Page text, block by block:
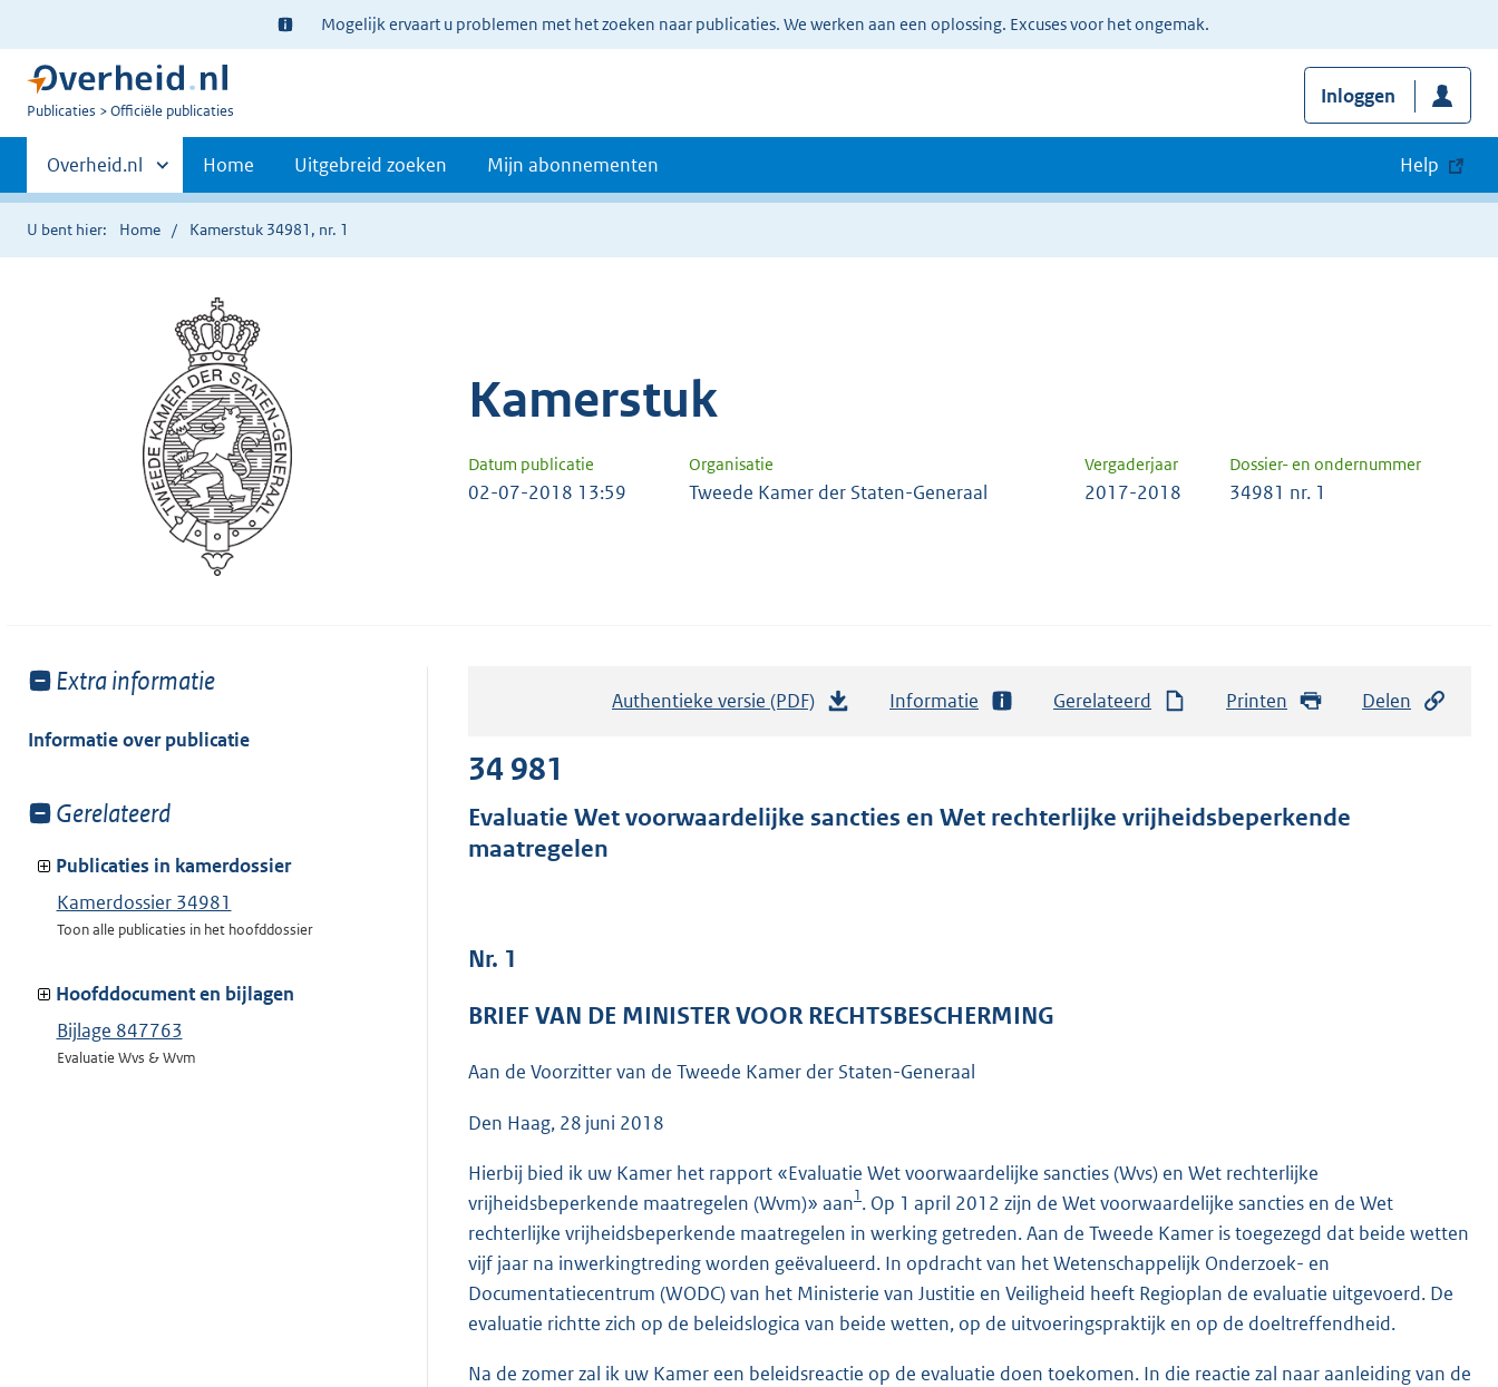
Ter
informatie:
Mogelijk ervaart u problemen met het zoeken naar publicaties. We werken aan een oplossing. Excuses voor het ongemak.
U
Publicaties Officiële publicaties
Inloggen
Primaire
navigatie
Andere
sites
binnen
Overheid.nl Home Uitgebreid zoeken Mijn abonnementen Help
U bent hier: Home Kamerstuk 34981, nr. 1
Kamerstuk
Datum publicatie Organisatie Vergaderjaar Dossier- en ondernummer
02-07-2018 13:59 Tweede Kamer der Staten-Generaal 2017-2018 34981 nr. 1
Toon
van:
Extra informatie
Informatie over publicatie
Toon
van:
Gerelateerd
Publicaties in kamerdossier
Kamerdossier 34981
Toon alle publicaties in het hoofddossier
Hoofddocument en bijlagen
Bijlage 847763
Evaluatie Wvs & Wvm
Authentieke versie (PDF)
a
o
o
t
3
7
K
b
Informatie Gerelateerd Printen Delen
34 981
Evaluatie Wet voorwaardelijke sancties en Wet rechterlijke vrijheidsbeperkende
maatregelen
Nr. 1
BRIEF VAN DE MINISTER VOOR RECHTSBESCHERMING
Aan de Voorzitter van de Tweede Kamer der Staten-Generaal
Den Haag, 28 juni 2018
Hierbij bied ik uw Kamer het rapport «Evaluatie Wet voorwaardelijke sancties (Wvs) en Wet rechterlijke
vrijheidsbeperkende maatregelen (Wvm)» aan1. Op 1 april 2012 zijn de Wet voorwaardelijke sancties en de Wet
rechterlijke vrijheidsbeperkende maatregelen in werking getreden. Aan de Tweede Kamer is toegezegd dat beide wetten
vijf jaar na inwerkingtreding worden geëvalueerd. In opdracht van het Wetenschappelijk Onderzoek- en
Documentatiecentrum (WODC) van het Ministerie van Justitie en Veiligheid heeft Regioplan de evaluatie uitgevoerd. De
evaluatie richtte zich op de beleidslogica van beide wetten, op de uitvoeringspraktijk en op de doeltreffendheid.
Na de zomer zal ik uw Kamer een beleidsreactie op de evaluatie doen toekomen. In die reactie zal naar aanleiding van de